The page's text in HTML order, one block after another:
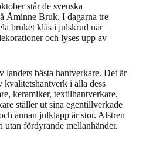
står de svenska
Åminne Bruk. I dagarna tre
bruket kläs i julskrud när
och lyses upp av
landets bästa hantverkare. Det är
i alla dess
keramiker, textilhantverkare,
ställer ut sina egentillverkade
annan julklapp är stor. Alstren
utan fördyrande mellanhänder.